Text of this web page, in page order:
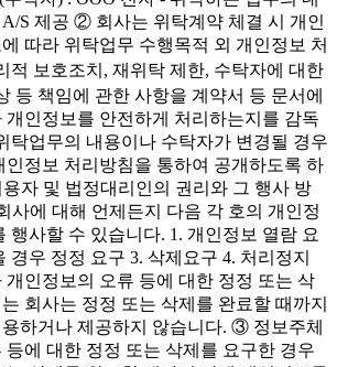
S 제공 ② 회사는 위탁계약 체결 시 개인
따라 위탁업무 수행목적 외 개인정보 처
적 보호조치, 재위탁 제한, 수탁자에 대한
등 책임에 관한 사항을 계약서 등 문서에
개인정보를 안전하게 처리하는지를 감독
업무의 내용이나 수탁자가 변경될 경우
인정보 처리방침을 통하여 공개하도록 하
자 및 법정대리인의 권리와 그 행사 방
사에 대해 언제든지 다음 각 호의 개인정
행사할 수 있습니다. 1. 개인정보 열람 요
경우 정정 요구 3. 삭제요구 4. 처리정지
인정보의 오류 등에 대한 정정 또는 삭
회사는 정정 또는 삭제를 완료할 때까지
하거나 제공하지 않습니다. ③ 정보주체
등에 대한 정정 또는 삭제를 요구한 경우